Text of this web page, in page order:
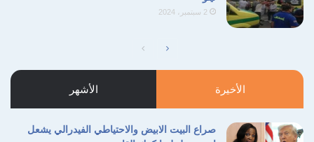
2 سبتمبر، 2024
الصفحة
السابقة
الصفحة
التالية
الأخيرة الأشهر
صراع البيت الابيض والاحتياطي الفيدرالي يشعل